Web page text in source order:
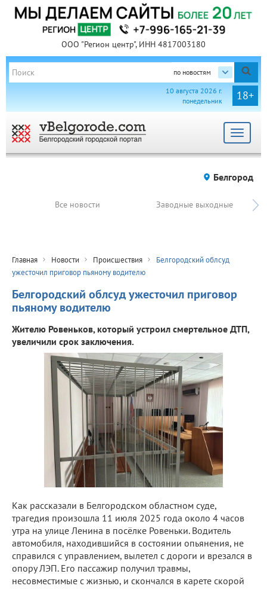
ООО "Регион центр", ИНН 4817003180
по новостям
18+
10 августа 2026 г.
понедельник
Toggle
Белгород
Все новости Заводные выходные
Главная Новости Происшествия
Белгородский облсуд
ужесточил приговор пьяному водителю
Белгородский облсуд ужесточил приговор
пьяному водителю
Жителю Ровеньков, который устроил смертельное ДТП,
увеличили срок заключения.
Как рассказали в Белгородском областном суде,
трагедия произошла 11 июля 2025 года около 4 часов
утра на улице Ленина в посёлке Ровеньки. Водитель
автомобиля, находившийся в состоянии опьянения, не
справился с управлением, вылетел с дороги и врезался в
опору ЛЭП. Его пассажир получил травмы,
несовместимые с жизнью, и скончался в карете скорой